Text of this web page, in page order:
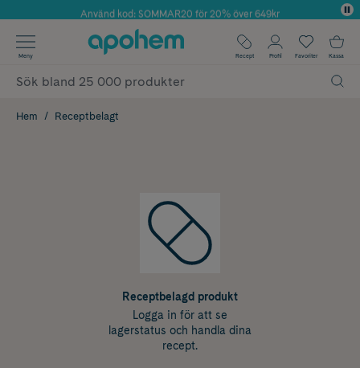
Årets Butik 2025 inom Skönhet
Använd kod: SOMMAR20 för 20% över 649kr
✓ Fri frakt
✓ Poäng på alla köp*
Meny Recept Profil Favoriter Kassa
Hem Receptbelagt
Receptbelagd produkt
Logga in för att se
lagerstatus och handla dina
recept.